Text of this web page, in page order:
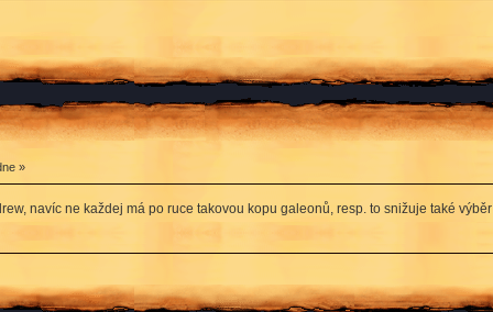
»
navíc ne každej má po ruce takovou kopu galeonů, resp. to snižuje také výběr